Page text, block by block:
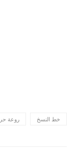
خط النسخ روعة